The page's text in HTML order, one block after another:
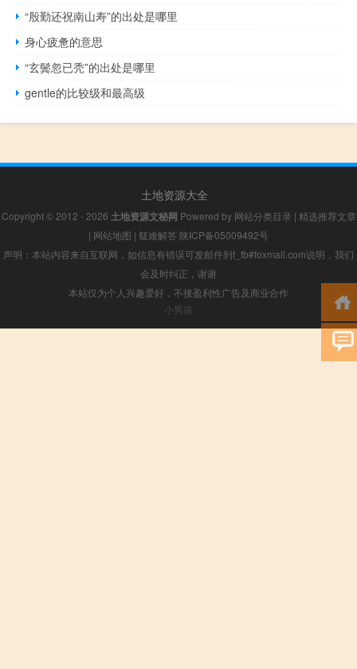
“殷勤还祝南山寿”的出处是哪里
身心疲惫的意思
“玄鬓忽已秃”的出处是哪里
gentle的比较级和最高级
土地资源大全
Copyright © 2012 - 2026 土地资源文秘网 Powered by 网站分类目录 | 精选推荐文章
| 网站地图 | 疑难解答 陕ICP备05009492号
声明：本站内容来自互联网，如信息有错误可发邮件到f_fb#foxmail.com说明，我们
会及时纠正，谢谢
本站仅为个人兴趣爱好，不接盈利性广告及商业合作
小男孩